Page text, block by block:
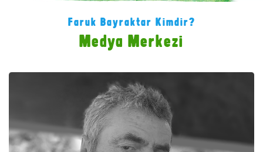
Faruk Bayraktar Kimdir?
Medya Merkezi